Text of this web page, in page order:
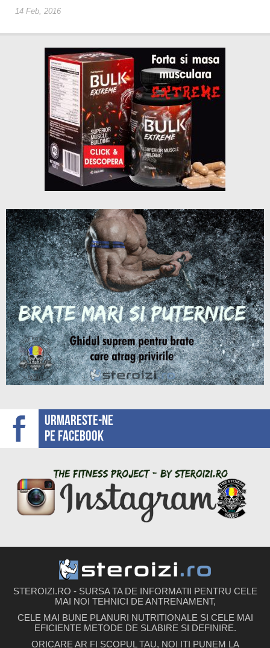
14 Feb, 2016
Urmareste-ne
pe facebook
STEROIZI.RO - SURSA TA DE INFORMATII PENTRU CELE
MAI NOI TEHNICI DE ANTRENAMENT,
CELE MAI BUNE PLANURI NUTRITIONALE SI CELE MAI
EFICIENTE METODE DE SLABIRE SI DEFINIRE.
ORICARE AR FI SCOPUL TAU, NOI ITI PUNEM LA